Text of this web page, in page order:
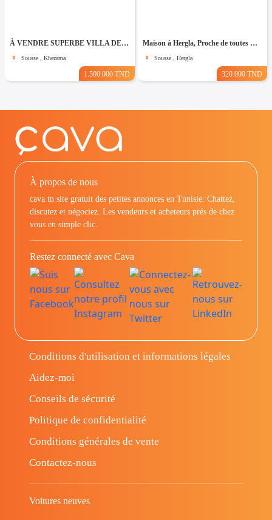
À VENDRE SUPERBE VILLA DE 760 m² À KHZEMA OUEST
Sousse , Khezama
1.500.000 TND
Maison à Hergla, Proche de toutes Commodités
Sousse , Hergla
320.000 TND
À propos de nous
cava.tn site gratuit des petites annonces en Tunisie: Chattez,
discutez et négociez. Les vendeurs et acheteurs prés de chez
vous en simple clic.
Restez connecté avec Cava
Conditions d'utilisation et informations légales
Aidez-moi
Conseils de sécurité
Politique de confidentialité
Conditions générales de vente
Contactez-nous
Voitures neuves